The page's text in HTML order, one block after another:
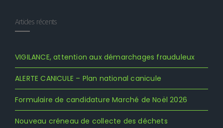
Articles récents
VIGILANCE, attention aux démarchages frauduleux
ALERTE CANICULE – Plan national canicule
Formulaire de candidature Marché de Noël 2026
Nouveau créneau de collecte des déchets